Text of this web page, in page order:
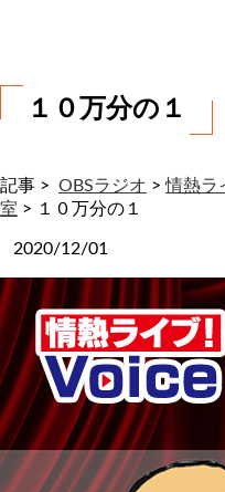
１０万分の１
記事 > OBSラジオ >情熱ラ
室 > １０万分の１
2020/12/01